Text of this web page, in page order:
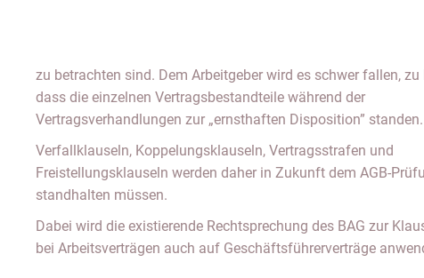
zu betrachten sind. Dem Arbeitgeber wird es schwer fallen, zu
dass die einzelnen Vertragsbestandteile während der
Vertragsverhandlungen zur „ernsthaften Disposition” standen.
Verfallklauseln, Koppelungsklauseln, Vertragsstrafen und
Freistellungsklauseln werden daher in Zukunft dem AGB-
standhalten müssen.
Dabei wird die existierende Rechtsprechung des BAG zur
bei Arbeitsverträgen auch auf Geschäftsführerverträge